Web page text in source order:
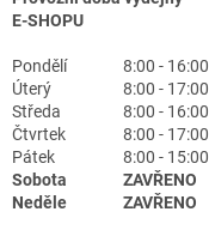
E-SHOPU
Pondělí
8:00 - 16:00
Úterý
8:00 - 17:00
Středa
8:00 - 16:00
Čtvrtek
8:00 - 17:00
Pátek
8:00 - 15:00
Sobota
ZAVŘENO
Neděle
ZAVŘENO